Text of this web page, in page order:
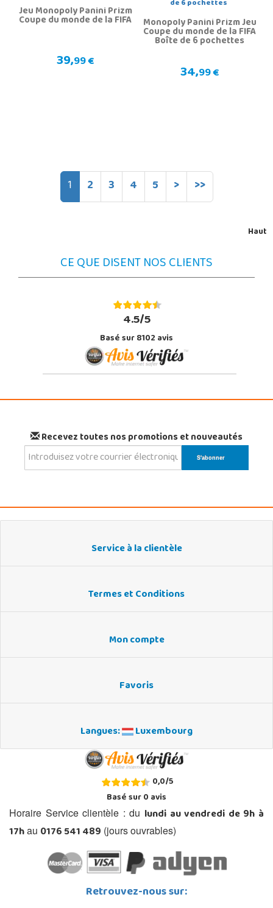
Jeu Monopoly Panini Prizm
Coupe du monde de la FIFA
39,99 €
Monopoly Panini Prizm Jeu
Coupe du monde de la FIFA
Boîte de 6 pochettes
34,99 €
1 2 3 4 5 > >>
Haut
CE QUE DISENT NOS CLIENTS
4.5/5
Basé sur 8102 avis
Recevez toutes nos promotions et nouveautés
Service à la clientèle
Termes et Conditions
Mon compte
Favoris
Langues: Luxembourg
0,0/5
Basé sur0avis
Horaire Service clientèle : du lundi au vendredi de 9h à
17hau 0176 541 489 (jours ouvrables)
Retrouvez-nous sur: